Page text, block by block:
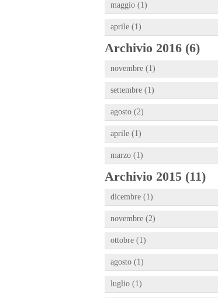
maggio (1)
aprile (1)
Archivio 2016 (6)
novembre (1)
settembre (1)
agosto (2)
aprile (1)
marzo (1)
Archivio 2015 (11)
dicembre (1)
novembre (2)
ottobre (1)
agosto (1)
luglio (1)